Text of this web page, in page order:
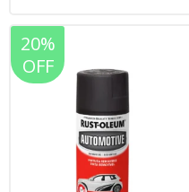
20%
OFF